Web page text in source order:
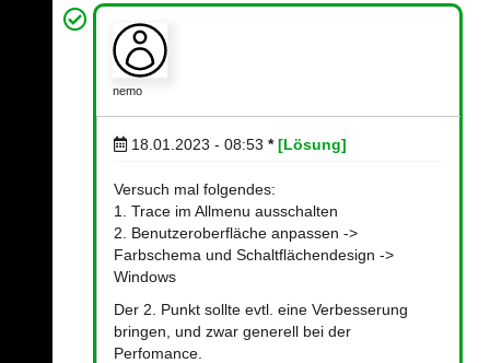
nemo
18.01.2023 - 08:53 * [Lösung]
Versuch mal folgendes:
1. Trace im Allmenu ausschalten
2. Benutzeroberfläche anpassen ->
Farbschema und Schaltflächendesign ->
Windows
Der 2. Punkt sollte evtl. eine Verbesserung
bringen, und zwar generell bei der
Perfomance.